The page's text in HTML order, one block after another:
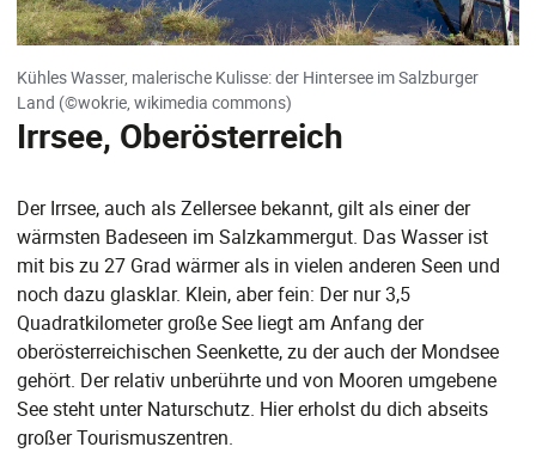
Kühles Wasser, malerische Kulisse: der Hintersee im Salzburger
Land (©wokrie, wikimedia commons)
Irrsee, Oberösterreich
Der Irrsee, auch als Zellersee bekannt, gilt als einer der
wärmsten Badeseen im Salzkammergut. Das Wasser ist
mit bis zu 27 Grad wärmer als in vielen anderen Seen und
noch dazu glasklar. Klein, aber fein: Der nur 3,5
Quadratkilometer große See liegt am Anfang der
oberösterreichischen Seenkette, zu der auch der Mondsee
gehört. Der relativ unberührte und von Mooren umgebene
See steht unter Naturschutz. Hier erholst du dich abseits
großer Tourismuszentren.